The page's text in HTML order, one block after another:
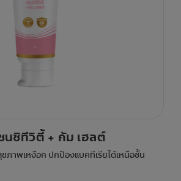
นซิทีวิตี้ + กัม เฮลต์
าพเหงือก ปกป้องแบคทีเรียได้เหนือชั้น